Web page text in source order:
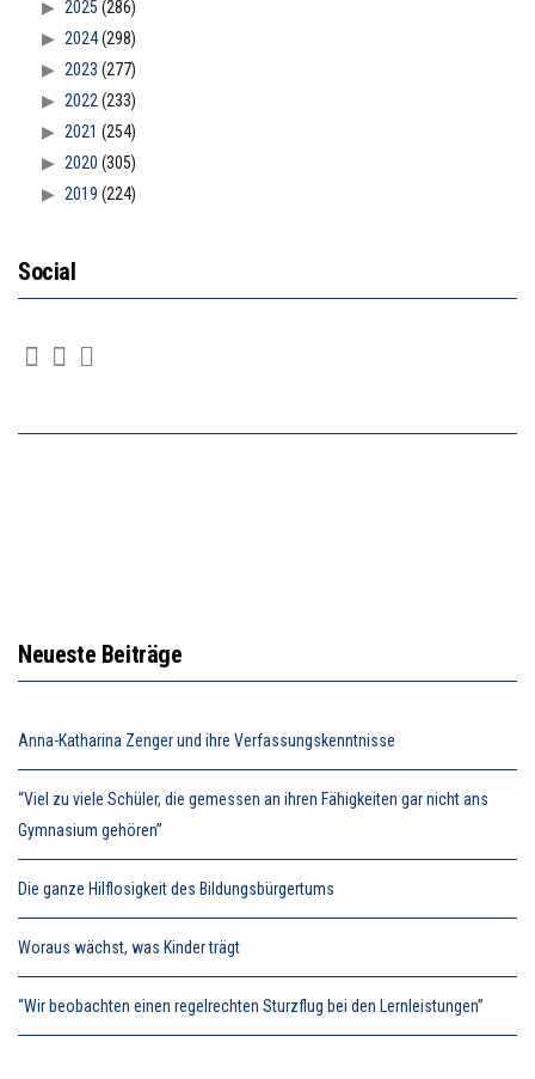
2025 (286)
2024(298)
2023 (277)
2022(233)
2021 (254)
2020 (305)
2019 (224)
Social
Neueste Beiträge
Anna-Katharina Zenger und ihre Verfassungskenntnisse
“Viel zu viele Schüler, die gemessen an ihren Fähigkeiten gar nicht ans
Gymnasium gehören”
Die ganze Hilflosigkeit des Bildungsbürgertums
Woraus wächst, was Kinder trägt
“Wir beobachten einen regelrechten Sturzflug bei den Lernleistungen”